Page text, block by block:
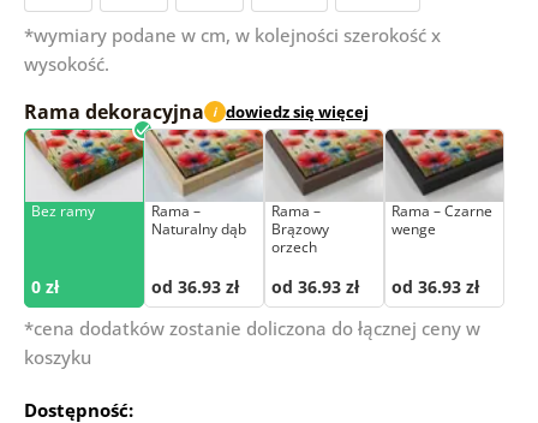
*wymiary podane w cm, w kolejności szerokość x
wysokość.
Rama dekoracyjna i dowiedz się więcej
Bez ramy
0 zł
Rama –
Naturalny dąb
od 36.93 zł
Rama –
Brązowy
orzech
od 36.93 zł
Rama – Czarne
wenge
od 36.93 zł
*cena dodatków zostanie doliczona do łącznej ceny w
koszyku
Dostępność: